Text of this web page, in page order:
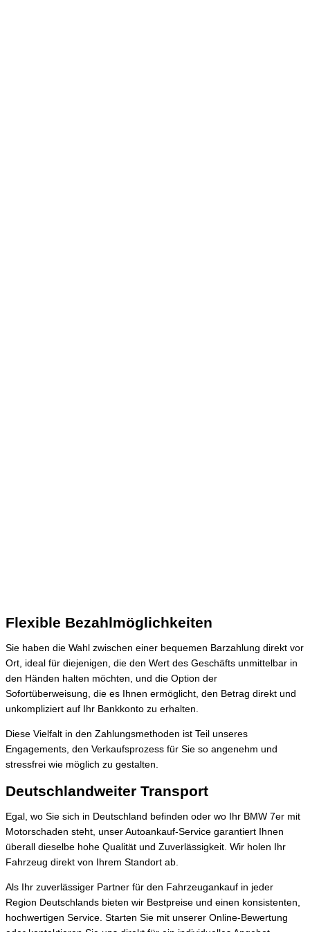
Flexible Bezahlmöglichkeiten
Sie haben die Wahl zwischen einer bequemen Barzahlung direkt vor
Ort, ideal für diejenigen, die den Wert des Geschäfts unmittelbar in
den Händen halten möchten, und die Option der
Sofortüberweisung, die es Ihnen ermöglicht, den Betrag direkt und
unkompliziert auf Ihr Bankkonto zu erhalten.
Diese Vielfalt in den Zahlungsmethoden ist Teil unseres
Engagements, den Verkaufsprozess für Sie so angenehm und
stressfrei wie möglich zu gestalten.
Deutschlandweiter Transport
Egal, wo Sie sich in Deutschland befinden oder wo Ihr BMW 7er mit
Motorschaden steht, unser Autoankauf-Service garantiert Ihnen
überall dieselbe hohe Qualität und Zuverlässigkeit. Wir holen Ihr
Fahrzeug direkt von Ihrem Standort ab.
Als Ihr zuverlässiger Partner für den Fahrzeugankauf in jeder
Region Deutschlands bieten wir Bestpreise und einen konsistenten,
hochwertigen Service. Starten Sie mit unserer Online-Bewertung